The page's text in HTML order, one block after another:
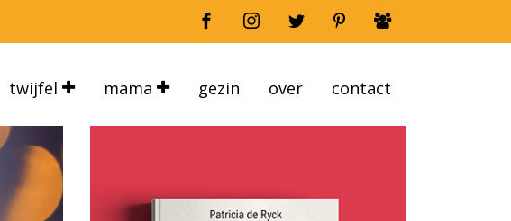
twijfel mama gezin over contact